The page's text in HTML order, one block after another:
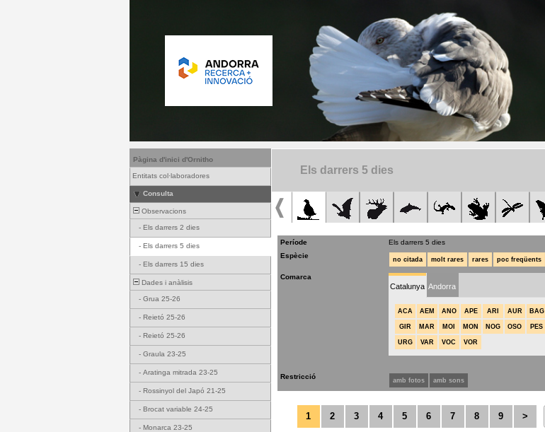
Pàgina d'inici d'Ornitho
Entitats col·laboradores
Consulta
Observacions
- Els darrers 2 dies
- Els darrers 5 dies
- Els darrers 15 dies
Dades i anàlisis
- Grua 25-26
- Reietó 25-26
- Reietó 25-26
- Graula 23-25
- Aratinga mitrada 23-25
- Rossinyol del Japó 21-25
- Brocat variable 24-25
- Monarca 23-25
Els darrers 5 dies
Període
Els darrers 5 dies
Espècie
no citada molt rares rares poc freqüents
Comarca
Catalunya Andorra
ACA AEM ANO APE ARI AUR BAG
GIR MAR MOI MON NOG OSO PES
URG VAR VOC VOR
Restricció amb fotos amb sons
1 2 3 4 5 6 7 8 9 >